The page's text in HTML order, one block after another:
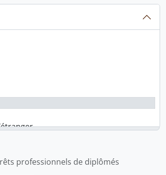
professionnels de diplômés